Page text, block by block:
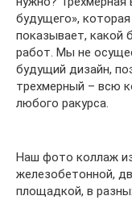
будущего»,
показывает, какой
работ. Мы не
будущий дизайн,
трехмерный – всю
любого ракурса.
Наш фото коллаж
железобетонной,
площадкой, в